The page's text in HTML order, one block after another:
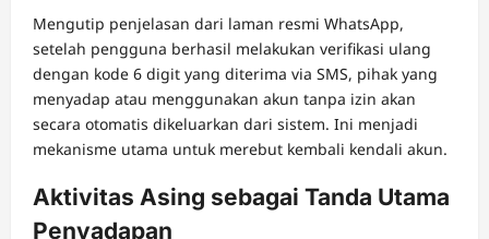
Mengutip penjelasan dari laman resmi WhatsApp,
setelah pengguna berhasil melakukan verifikasi ulang
dengan kode 6 digit yang diterima via SMS, pihak yang
menyadap atau menggunakan akun tanpa izin akan
secara otomatis dikeluarkan dari sistem. Ini menjadi
mekanisme utama untuk merebut kembali kendali akun.
Aktivitas Asing sebagai Tanda Utama
Penyadapan